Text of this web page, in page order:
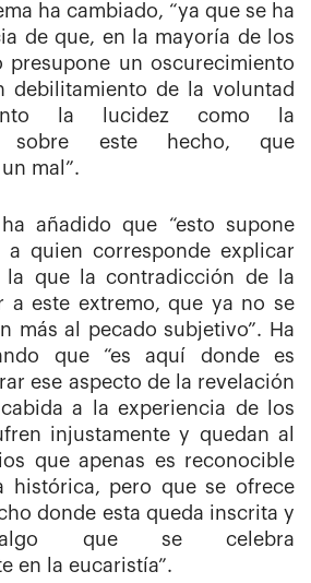
ha cambiado, “ya que se ha
de que, en la mayoría de los
presupone un oscurecimiento
debilitamiento de la voluntad
la lucidez como la
sobre este hecho, que
mal”.
añadido que “esto supone
quien corresponde explicar
la que la contradicción de la
a este extremo, que ya no se
más al pecado subjetivo”. Ha
que “es aquí donde es
ese aspecto de la revelación
a la experiencia de los
injustamente y quedan al
que apenas es reconocible
histórica, pero que se ofrece
donde esta queda inscrita y
algo que se celebra
en la eucaristía”.